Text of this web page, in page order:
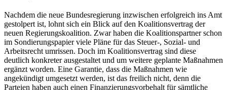
Nachdem die neue Bundesregierung inzwischen erfolgreich ins Amt
gestolpert ist, lohnt sich ein Blick auf den Koalitionsvertrag der
neuen Regierungskoalition. Zwar haben die Koalitionspartner schon
im Sondierungspapier viele Pläne für das Steuer-, Sozial- und
Arbeitsrecht umrissen. Doch im Koalitionsvertrag sind diese
deutlich konkreter ausgestaltet und um weitere geplante Maßnahmen
ergänzt worden. Eine Garantie, dass die Maßnahmen wie
angekündigt umgesetzt werden, ist das freilich nicht, denn die
Parteien haben auch einen Finanzierungsvorbehalt für sämtliche